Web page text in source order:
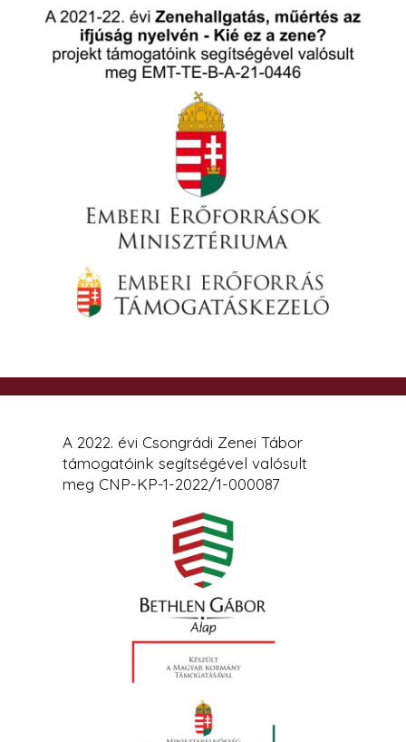
A 2022. évi Csongrádi Zenei Tábor
támogatóink segítségével valósult
meg CNP-KP-1-2022/1-000087